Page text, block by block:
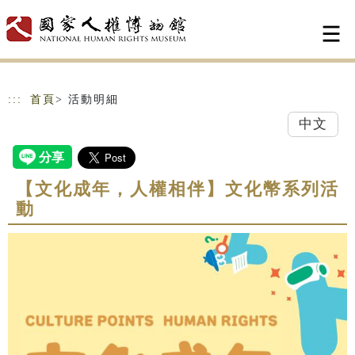
::: 首頁 > 活動明細
中文
【文化成年，人權相伴】文化幣系列活
動